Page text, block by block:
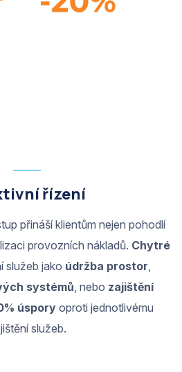
řízení
přináší klientům nejen pohodlí
provozních nákladů. Chytré
služeb jako údržba prostor,
systémů, nebo zajištění
úsporyoproti jednotlivému
služeb.